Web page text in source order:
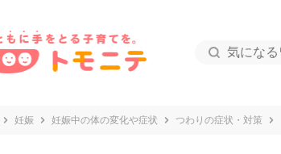
妊娠 妊娠中の体の変化や症状 つわりの症状・対策